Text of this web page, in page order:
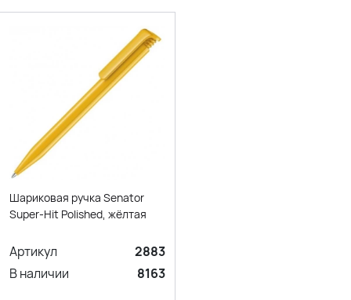
Шариковая ручка Senator
Super-Hit Polished, жёлтая
Артикул
2883
В наличии
8163